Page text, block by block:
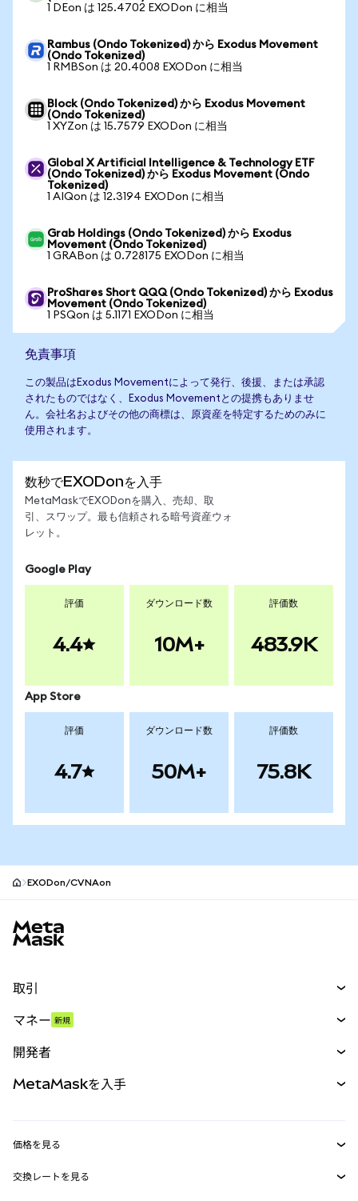
1 DEon は 125.4702 EXODon に相当
Rambus (Ondo Tokenized) から Exodus Movement
(Ondo Tokenized)
1 RMBSon は 20.4008 EXODon に相当
Block (Ondo Tokenized) から Exodus Movement
(Ondo Tokenized)
1 XYZon は 15.7579 EXODon に相当
Global X Artificial Intelligence & Technology ETF
(Ondo Tokenized) から Exodus Movement (Ondo
Tokenized)
1 AIQon は 12.3194 EXODon に相当
Grab Holdings (Ondo Tokenized) から Exodus
Movement (Ondo Tokenized)
1 GRABon は 0.728175 EXODon に相当
ProShares Short QQQ (Ondo Tokenized) から Exodus
Movement (Ondo Tokenized)
1 PSQon は 5.1171 EXODon に相当
免責事項
この製品はExodus Movementによって発行、後援、または承認
されたものではなく、Exodus Movementとの提携もありませ
ん。会社名およびその他の商標は、原資産を特定するためのみに
使用されます。
数秒でEXODonを入手
MetaMaskでEXODonを購入、売却、取
引、スワップ。最も信頼される暗号資産ウォ
レット。
Google Play
評価
4.4
ダウンロード数
10M+
評価数
483.9K
App Store
評価
4.7
ダウンロード数
50M+
評価数
75.8K
EXODon/CVNAon
取引
パーペチュアル
RWA
マネー 新規
開発者
MetaMask Connect
MetaMaskを入手
価格を見る
イーサリアムの価格
交換レートを見る